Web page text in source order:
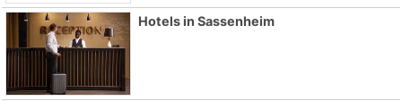
Hotels in Sassenheim